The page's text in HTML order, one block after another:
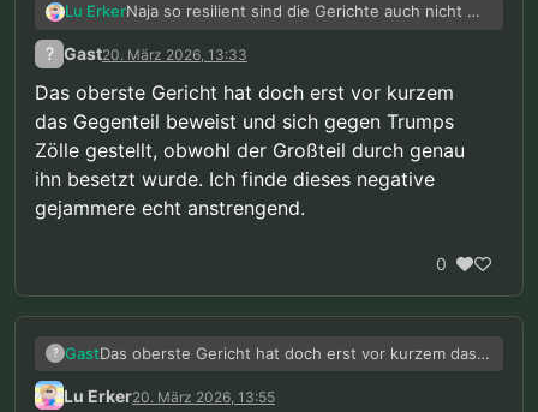
Lu ErkerNaja so resilient sind die Gerichte auch nicht …
Die entscheiden bei den Wichtigen Dingen so
wie die Partei die sie aufgestellt hat (also
? Gast20. März 2026, 13:33
Das oberste Gericht hat doch erst vor kurzem
das Gegenteil beweist und sich gegen Trumps
Zölle gestellt, obwohl der Großteil durch genau
ihn besetzt wurde. Ich finde dieses negative
gejammere echt anstrengend.
0
? GastDas oberste Gericht hat doch erst vor kurzem das
Gegenteil beweist und sich gegen Trumps Zölle
gestellt, obwohl der Großteil durch genau ihn
Lu Erker20. März 2026, 13:55